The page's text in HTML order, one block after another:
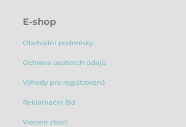
E-shop
Obchodní podmínky
Ochrana osobních údajů
Výhody pro registrované
Reklamační řád
Vrácení zboží